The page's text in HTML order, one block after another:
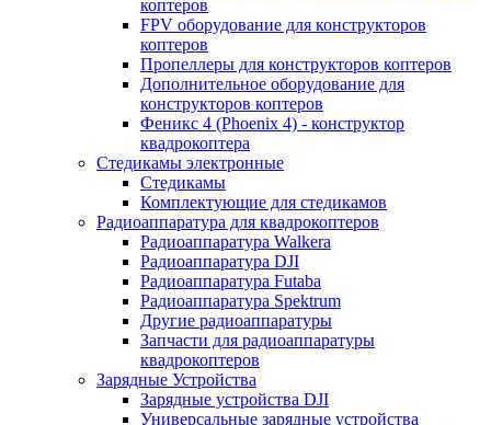
коптеров
FPV оборудование для конструкторов
коптеров
Пропеллеры для конструкторов коптеров
Дополнительное оборудование для
конструкторов коптеров
Феникс 4 (Phoenix 4) - конструктор
квадрокоптера
Cтедикамы электронные
Стедикамы
Комплектующие для стедикамов
Радиоаппаратура для квадрокоптеров
Радиоаппаратура Walkera
Радиоаппаратура DJI
Радиоаппаратура Futaba
Радиоаппаратура Spektrum
Другие радиоаппаратуры
Запчасти для радиоаппаратуры
квадрокоптеров
Зарядные Устройства
Зарядные устройства DJI
Универсальные зарядные устройства